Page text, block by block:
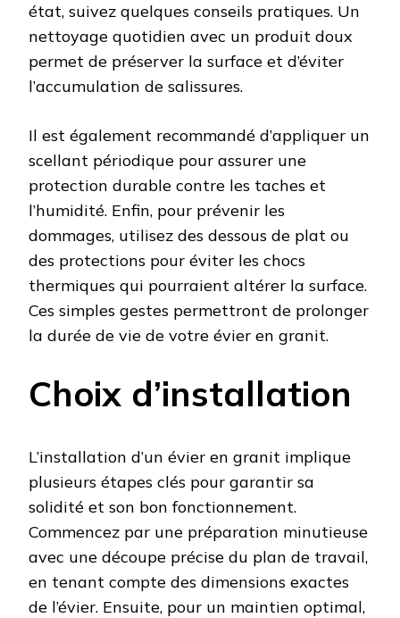
état, suivez quelques conseils pratiques. Un
nettoyage quotidien avec un produit doux
permet de préserver la surface et d’éviter
l’accumulation de salissures.
Il est également recommandé d’appliquer un
scellant périodique pour assurer une
protection durable contre les taches et
l’humidité. Enfin, pour prévenir les
dommages, utilisez des dessous de plat ou
des protections pour éviter les chocs
thermiques qui pourraient altérer la surface.
Ces simples gestes permettront de prolonger
la durée de vie de votre évier en granit.
Choix d’installation
L’installation d’un évier en granit implique
plusieurs étapes clés pour garantir sa
solidité et son bon fonctionnement.
Commencez par une préparation minutieuse
avec une découpe précise du plan de travail,
en tenant compte des dimensions exactes
de l’évier. Ensuite, pour un maintien optimal,